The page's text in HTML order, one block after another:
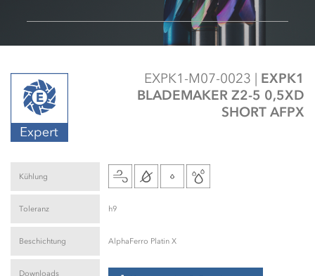
EXPK1-M07-0023 | EXPK1
BLADEMAKER Z2-5 0,5XD
SHORT AFPX
Kühlung
Toleranz h9
Beschichtung AlphaFerro Platin X
Downloads